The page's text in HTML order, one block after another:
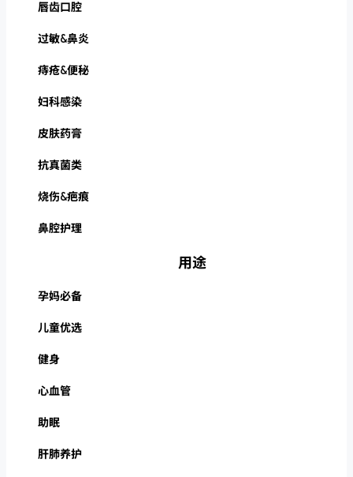
唇齿口腔
过敏&鼻炎
痔疮&便秘
妇科感染
皮肤药膏
抗真菌类
烧伤&疤痕
鼻腔护理
用途
孕妈必备
儿童优选
健身
心血管
助眠
肝肺养护